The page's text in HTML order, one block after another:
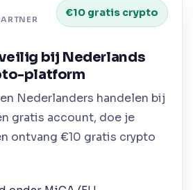
€10 gratis crypto
bij Nederlands
platform
Nederlanders handelen bij
gratis account, doe je
ontvang €10 gratis crypto